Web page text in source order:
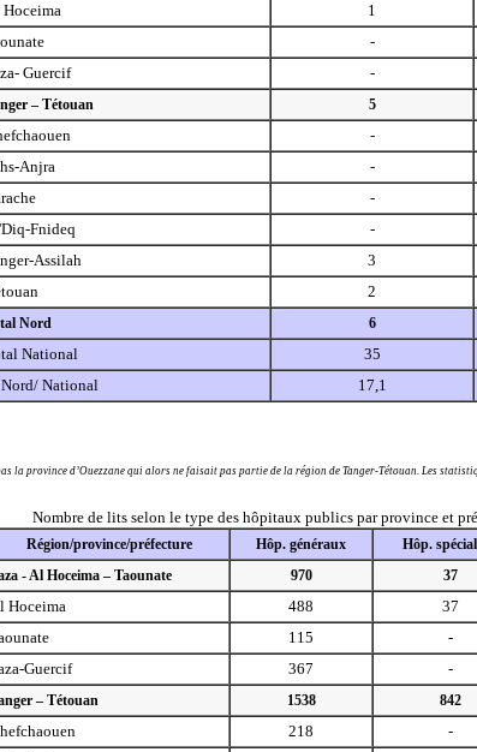
1
-
Guercif
-
– Tétouan 5
-
Anjra
-
-
Fnideq
-
Assilah
3
2
Nord 6
National 35
National
17,1
la province d’Ouezzane qui alors ne faisait pas partie de la région de Tanger-Tétouan. Les
Nombre de lits selon le type des hôpitaux publics par province et
Région/province/préfecture Hôp. généraux Hôp.
- Al Hoceima – Taounate
970 37
Hoceima 488 37
115 -
Guercif
367 -
– Tétouan 1538 842
218 -